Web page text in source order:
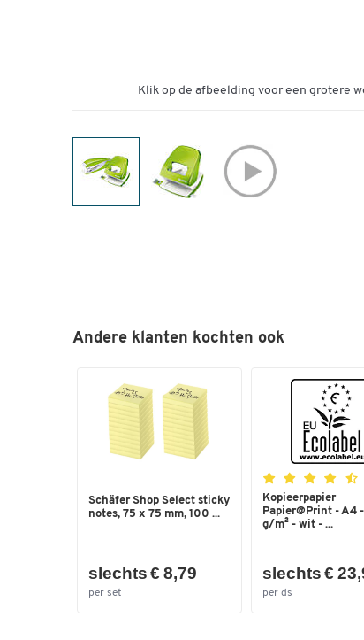
Klik op de afbeelding voor een grotere
Andere klanten kochten ook
Schäfer Shop Select sticky
notes, 75 x 75 mm, 100 ...
slechts € 8,79
per set
Kopieerpapier
Papier@Print - A4
g/m² - wit - ...
slechts €
per ds